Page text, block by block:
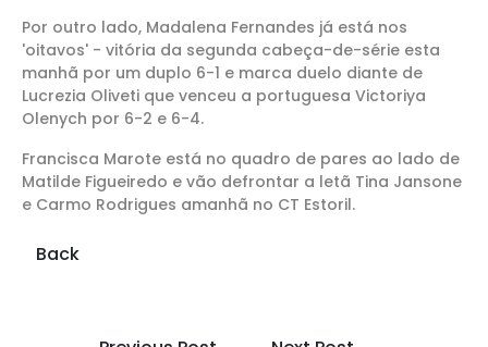
Por outro lado, Madalena Fernandes já está nos
'oitavos' - vitória da segunda cabeça-de-série esta
manhã por um duplo 6-1 e marca duelo diante de
Lucrezia Oliveti que venceu a portuguesa Victoriya
Olenych por 6-2 e 6-4.
Francisca Marote está no quadro de pares ao lado de
Matilde Figueiredo e vão defrontar a letã Tina Jansone
e Carmo Rodrigues amanhã no CT Estoril.
Back